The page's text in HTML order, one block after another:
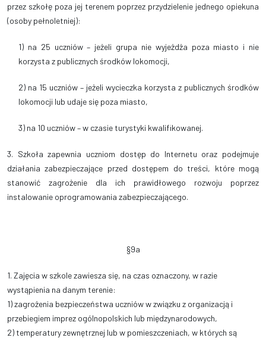
przez szkołę poza jej terenem poprzez przydzielenie jednego opiekuna
(osoby pełnoletniej):
1) na 25 uczniów – jeżeli grupa nie wyjeżdża poza miasto i nie
korzysta z publicznych środków lokomocji,
2) na 15 uczniów – jeżeli wycieczka korzysta z publicznych środków
lokomocji lub udaje się poza miasto,
3) na 10 uczniów – w czasie turystyki kwalifikowanej.
3. Szkoła zapewnia uczniom dostęp do Internetu oraz podejmuje
działania zabezpieczające przed dostępem do treści, które mogą
stanowić zagrożenie dla ich prawidłowego rozwoju poprzez
instalowanie oprogramowania zabezpieczającego.
§9a
1. Zajęcia w szkolezawiesza się, na czas oznaczony, w razie
wystąpienia na danym terenie:
1) zagrożenia bezpieczeństwa uczniów w związku z organizacją i
przebiegiem imprez ogólnopolskich lub międzynarodowych,
2) temperatury zewnętrznej lub w pomieszczeniach, w których są